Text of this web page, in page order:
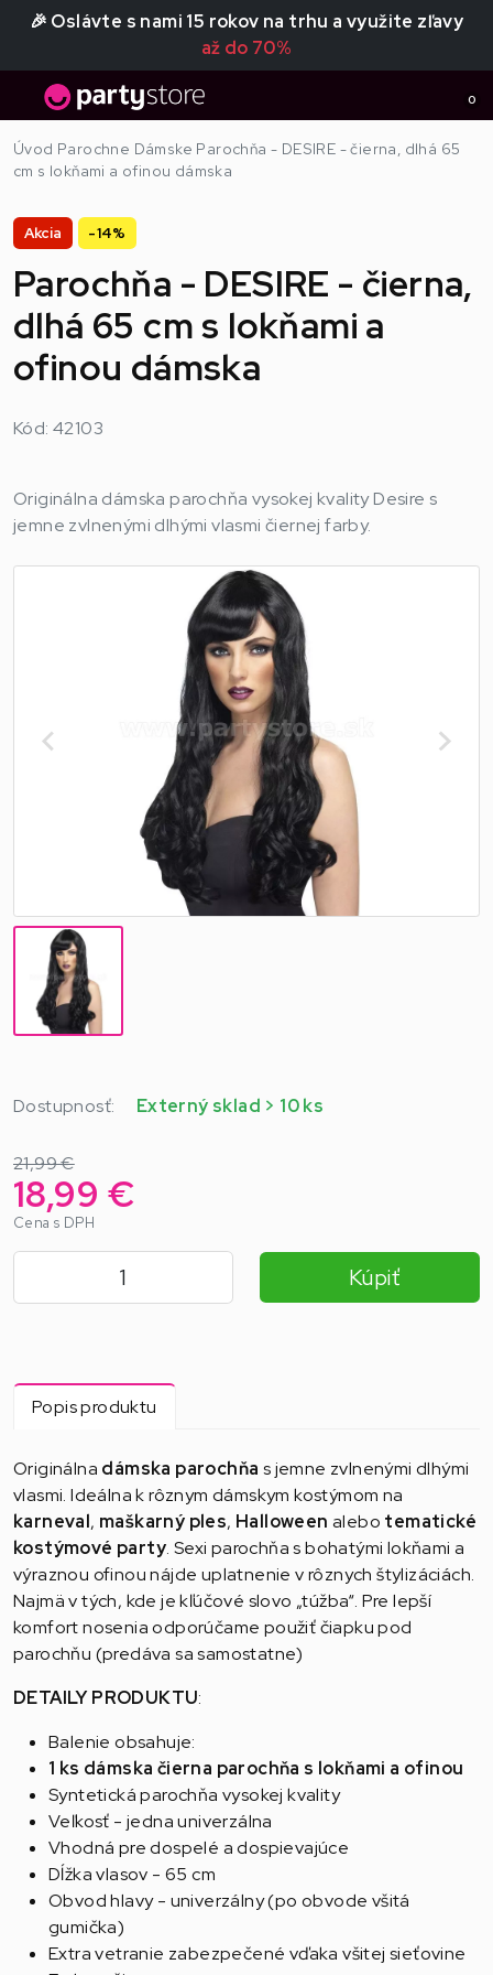
🎉 Oslávte s nami 15 rokov na trhu a využite zľavy
až do 70%
0
Úvod Parochne Dámske Parochňa - DESIRE - čierna, dlhá 65
cm s lokňami a ofinou dámska
Akcia -14%
Parochňa - DESIRE - čierna,
dlhá 65 cm s lokňami a
ofinou dámska
Kód: 42103
Originálna dámska parochňa vysokej kvality Desire s
jemne zvlnenými dlhými vlasmi čiernej farby.
Dostupnosť: Externý sklad > 10 ks
21,99 €
18,99 €
Cena s DPH
Kúpiť
Popis produktu
Originálna dámska parochňa s jemne zvlnenými dlhými
vlasmi. Ideálna k rôznym dámskym kostýmom na
karneval, maškarný ples, Halloween alebo tematické
kostýmové party. Sexi parochňa s bohatými lokňami a
výraznou ofinou nájde uplatnenie v rôznych štylizáciách.
Najmä v tých, kde je kľúčové slovo „túžba“. Pre lepší
komfort nosenia odporúčame použiť čiapku pod
parochňu (predáva sa samostatne)
DETAILY PRODUKTU:
Balenie obsahuje:
1 ks dámska čierna parochňa s lokňami a ofinou
Syntetická parochňa vysokej kvality
Veľkosť - jedna univerzálna
Vhodná pre dospelé a dospievajúce
Dĺžka vlasov - 65 cm
Obvod hlavy - univerzálny (po obvode všitá
gumička)
Extra vetranie zabezpečené vďaka všitej sieťovine